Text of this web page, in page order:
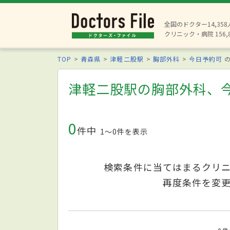
全国のドクター14,358
クリニック・病院
TOP 青森県 津軽二股駅 胸部外科 今日予約可
津軽二股駅の胸部外科、
0件中 1〜0件を表示
検索条件に当てはまるクリ
再度条件を変